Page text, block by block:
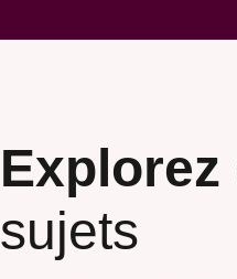
Explorez
sujets